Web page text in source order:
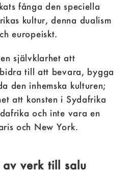
fånga den speciella
kultur, denna dualism
europeiskt.
självklarhet att
till att bevara, bygga
den inhemska kulturen;
att konsten i Sydafrika
och inte vara en
och New York.
av verk till salu